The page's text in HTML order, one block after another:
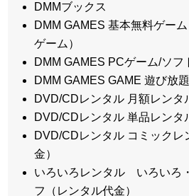
DMMブックス
DMM GAMES 基本無料ゲー
ゲーム）
DMM GAMES PCゲーム/ソフ
DMM GAMES GAME 遊び放題
DVD/CDレンタル 月額レンタ
DVD/CDレンタル 単品レンタ
DVD/CDレンタル コミックレ
金）
いろいろレンタル いろいろ
フ（レンタル代金）